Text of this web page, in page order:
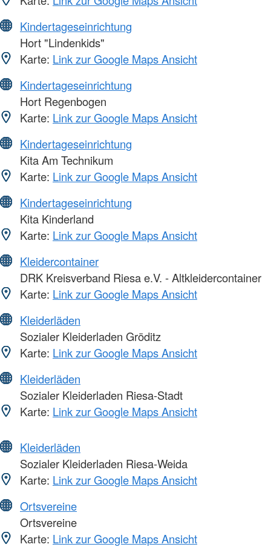
Kindertageseinrichtung
Hort "Lindenkids"
Karte: Link zur Google Maps Ansicht
Kindertageseinrichtung
Hort Regenbogen
Karte: Link zur Google Maps Ansicht
Kindertageseinrichtung
Kita Am Technikum
Karte: Link zur Google Maps Ansicht
Kindertageseinrichtung
Kita Kinderland
Karte: Link zur Google Maps Ansicht
Kleidercontainer
DRK Kreisverband Riesa e.V. - Altkleidercontainer
Karte: Link zur Google Maps Ansicht
Kleiderläden
Sozialer Kleiderladen Gröditz
Karte: Link zur Google Maps Ansicht
Kleiderläden
Sozialer Kleiderladen Riesa-Stadt
Karte: Link zur Google Maps Ansicht
Kleiderläden
Sozialer Kleiderladen Riesa-Weida
Karte: Link zur Google Maps Ansicht
Ortsvereine
Ortsvereine
Karte: Link zur Google Maps Ansicht